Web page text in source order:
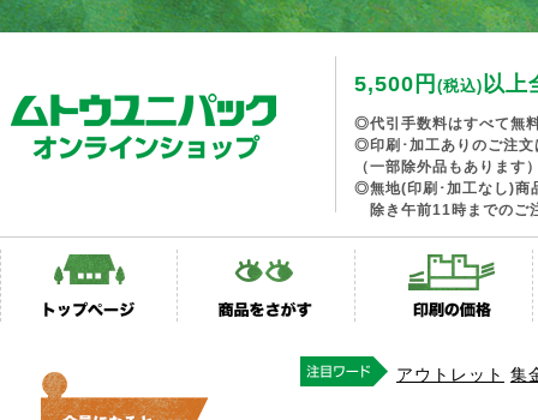
5,500円 (税込)以上
◎代引手数料はすべて無
◎印刷･加工ありのご注文
（一部除外品もあります
◎無地(印刷･加工なし)商
除き午前11時までのご
アウトレット 集